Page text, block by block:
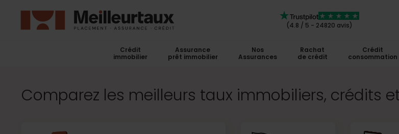
(4.8 / 5 - 24820 avis)
Crédit
immobilier
Assurance
prêt immobilier
Nos
Assurances
Rachat
de crédit
Crédit
consommation
Comparez les meilleurs taux immobiliers, crédits